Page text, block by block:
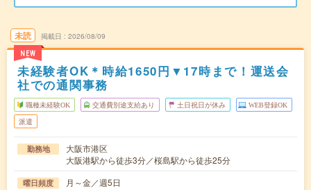
未読
NEW
掲載日 2026/08/09
未経験者OK＊時給1650円▼17時まで！運送会
社での通関事務
職種未経験OK 交通費別途支給あり 土日祝日が休み WEB登録OK
派遣
勤務地
大阪市港区
大阪港駅から徒歩3分／桜島駅から徒歩25分
曜日頻度 月～金／週5日